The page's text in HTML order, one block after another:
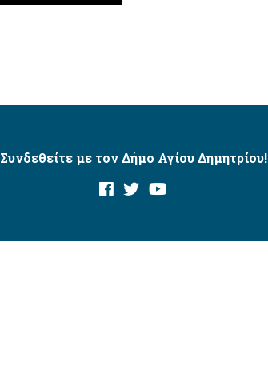
Συνδεθείτε με τον Δήμο Αγίου Δημητρίου!